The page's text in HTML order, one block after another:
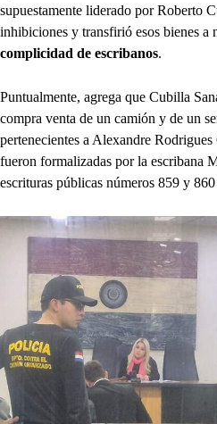
supuestamente liderado por Roberto
inhibiciones y transfirió esos bienes a
complicidad de escribanos.
Puntualmente, agrega que Cubilla
compra venta de un camión y de un
pertenecientes a Alexandre
fueron formalizadas por la escribana
escrituras públicas números 859 y